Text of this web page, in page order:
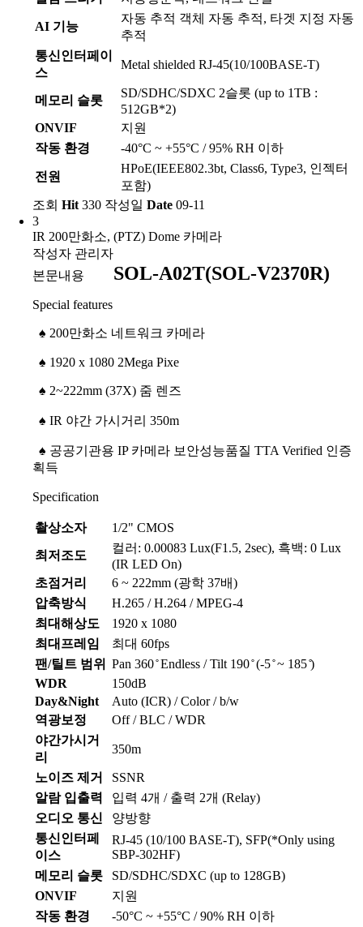
AI 기능
자동 추적 객체 자동 추적, 타겟 지정 자동
추적
통신인터페이
스
Metal shielded RJ-45(10/100BASE-T)
메모리 슬롯
SD/SDHC/SDXC 2슬롯 (up to 1TB :
512GB*2)
ONVIF
지원
작동 환경
-40°C ~ +55°C / 95% RH 이하
전원
HPoE(IEEE802.3bt, Class6, Type3, 인젝터
포함)
조회 Hit 330 작성일 Date 09-11
3
IR 200만화소, (PTZ) Dome 카메라
작성자 관리자
본문내용
SOL-A02T(SOL-V2370R)
Special features
♠ 200만화소 네트워크 카메라
♠ 1920 x 1080 2Mega Pixe
♠ 2~222mm (37X) 줌 렌즈
♠ IR 야간 가시거리 350m
♠ 공공기관용 IP 카메라 보안성능품질 TTA Verified 인증
획득
Specification
촬상소자
1/2" CMOS
최저조도
컬러: 0.00083 Lux(F1.5, 2sec), 흑백: 0 Lux
(IR LED On)
초점거리
6 ~ 222mm (광학 37배)
압축방식
H.265 / H.264 / MPEG-4
최대해상도
1920 x 1080
최대프레임
최대 60fps
팬/틸트 범위
Pan 360 ̊ Endless / Tilt 190 ̊ (-5 ̊ ~ 185 ̊)
WDR
150dB
Day&Night
Auto (ICR) / Color / b/w
역광보정
Off / BLC / WDR
야간가시거
리
350m
노이즈 제거
SSNR
알람 입출력
입력 4개 / 출력 2개 (Relay)
오디오 통신
양방향
통신인터페
이스
RJ-45 (10/100 BASE-T), SFP(*Only using
SBP-302HF)
메모리 슬롯
SD/SDHC/SDXC (up to 128GB)
ONVIF
지원
작동 환경
-50°C ~ +55°C / 90% RH 이하